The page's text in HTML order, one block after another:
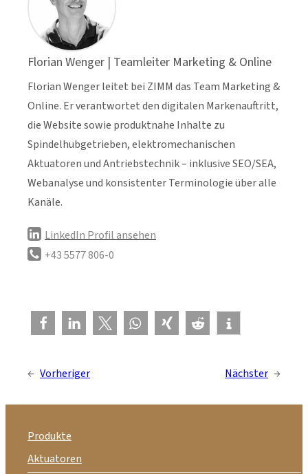
Florian Wenger | Teamleiter Marketing & Online
Florian Wenger leitet bei ZIMM das Team Marketing &
Online. Er verantwortet den digitalen Markenauftritt,
die Website sowie produktnahe Inhalte zu
Spindelhubgetrieben, elektromechanischen
Aktuatoren und Antriebstechnik – inklusive SEO/SEA,
Webanalyse und konsistenter Terminologie über alle
Kanäle.
LinkedIn Profil ansehen
+43 5577 806-0
← Vorheriger Nächster →
Produkte
Aktuatoren